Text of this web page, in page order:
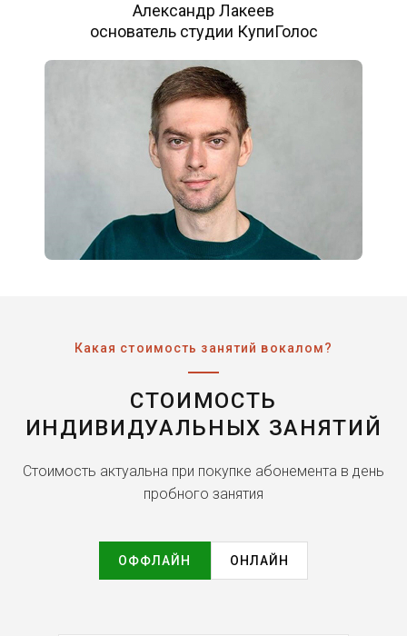
Александр Лакеев
основатель студии КупиГолос
Какая стоимость занятий вокалом?
СТОИМОСТЬ
ИНДИВИДУАЛЬНЫХ ЗАНЯТИЙ
Стоимость актуальна при покупке абонемента в день
пробного занятия
ОФФЛАЙН ОНЛАЙН